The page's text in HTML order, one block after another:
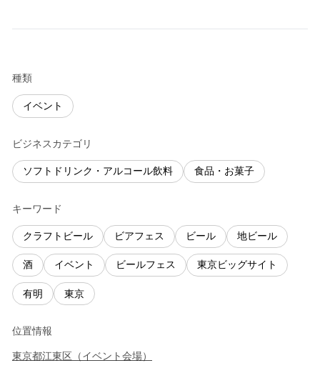
種類
イベント
ビジネスカテゴリ
ソフトドリンク・アルコール飲料 食品・お菓子
キーワード
クラフトビール ビアフェス ビール 地ビール
酒 イベント ビールフェス 東京ビッグサイト
有明 東京
位置情報
東京都江東区 （ イベント会場）